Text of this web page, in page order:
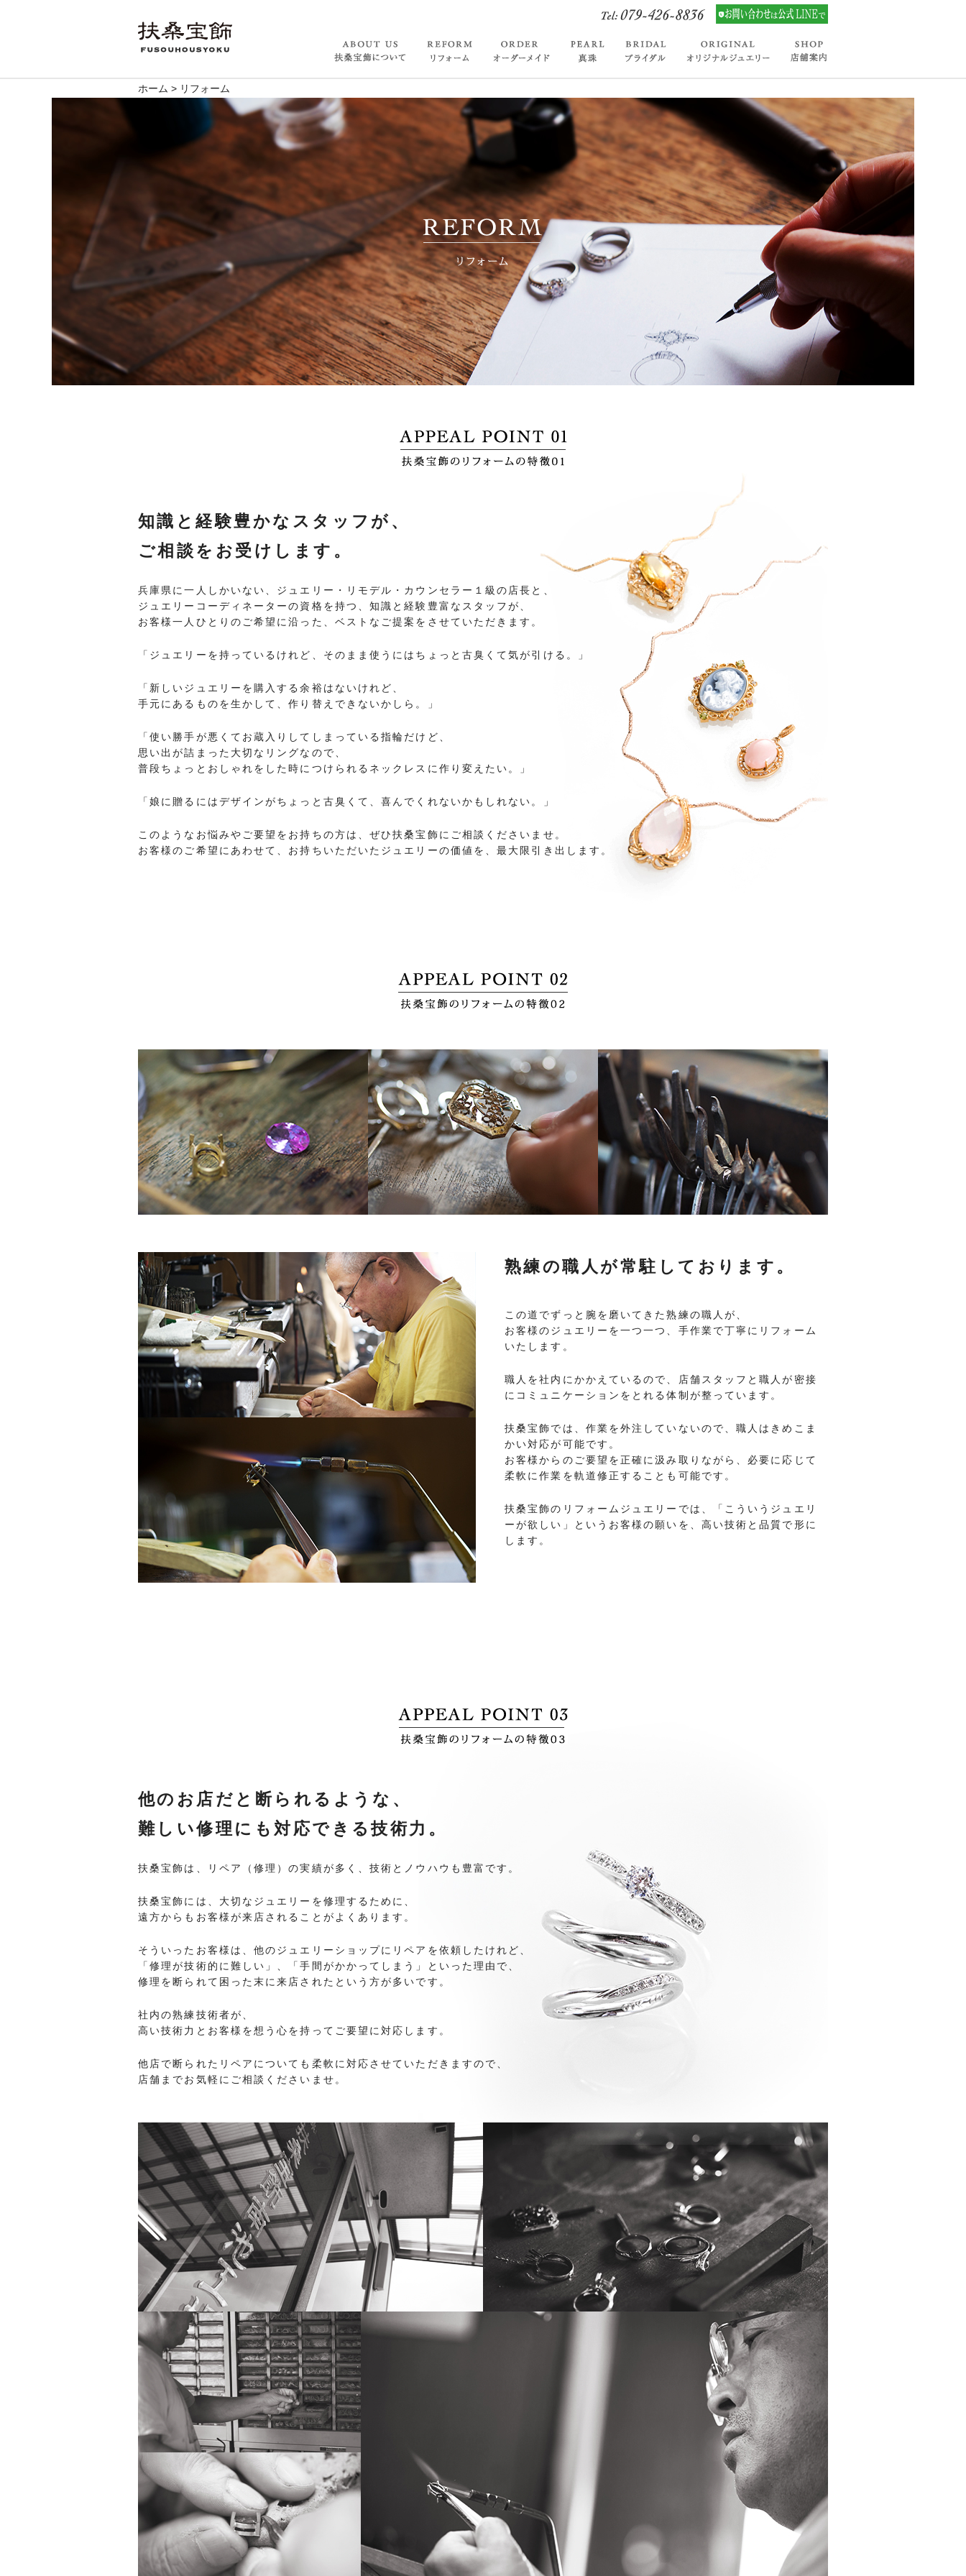
ホーム > リフォーム
知識と経験豊かなスタッフが、
ご相談をお受けします。
兵庫県に一人しかいない、ジュエリー・リモデル・カウンセラー１級の店長と、
ジュエリーコーディネーターの資格を持つ、知識と経験豊富なスタッフが、
お客様一人ひとりのご希望に沿った、ベストなご提案をさせていただきます。
「ジュエリーを持っているけれど、そのまま使うにはちょっと古臭くて気が引ける。」
「新しいジュエリーを購入する余裕はないけれど、
手元にあるものを生かして、作り替えできないかしら。」
「使い勝手が悪くてお蔵入りしてしまっている指輪だけど、
思い出が詰まった大切なリングなので、
普段ちょっとおしゃれをした時につけられるネックレスに作り変えたい。」
「娘に贈るにはデザインがちょっと古臭くて、喜んでくれないかもしれない。」
このようなお悩みやご要望をお持ちの方は、ぜひ扶桑宝飾にご相談くださいませ。
お客様のご希望にあわせて、お持ちいただいたジュエリーの価値を、最大限引き出します。
熟練の職人が常駐しております。
この道でずっと腕を磨いてきた熟練の職人が、
お客様のジュエリーを一つ一つ、手作業で丁寧にリフォーム
いたします。
職人を社内にかかえているので、店舗スタッフと職人が密接
にコミュニケーションをとれる体制が整っています。
扶桑宝飾では、作業を外注していないので、職人はきめこま
かい対応が可能です。
お客様からのご要望を正確に汲み取りながら、必要に応じて
柔軟に作業を軌道修正することも可能です。
扶桑宝飾のリフォームジュエリーでは、「こういうジュエリ
ーが欲しい」というお客様の願いを、高い技術と品質で形に
します。
他のお店だと断られるような、
難しい修理にも対応できる技術力。
扶桑宝飾は、リペア（修理）の実績が多く、技術とノウハウも豊富です。
扶桑宝飾には、大切なジュエリーを修理するために、
遠方からもお客様が来店されることがよくあります。
そういったお客様は、他のジュエリーショップにリペアを依頼したけれど、
「修理が技術的に難しい」、「手間がかかってしまう」といった理由で、
修理を断られて困った末に来店されたという方が多いです。
社内の熟練技術者が、
高い技術力とお客様を想う心を持ってご要望に対応します。
他店で断られたリペアについても柔軟に対応させていただきますので、
店舗までお気軽にご相談くださいませ。